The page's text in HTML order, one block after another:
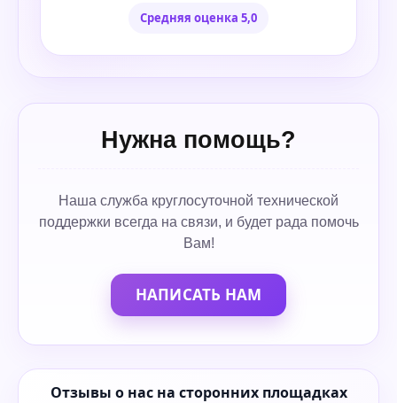
Средняя оценка 5,0
Нужна помощь?
Наша служба круглосуточной технической
поддержки всегда на связи, и будет рада помочь
Вам!
НАПИСАТЬ НАМ
Отзывы о нас на сторонних площадках